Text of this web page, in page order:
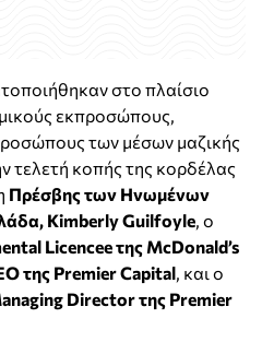
στο πλαίσιο
εκπροσώπους,
των μέσων μαζικής
τελετή κοπής της κορδέλας
Πρέσβης των Ηνωμένων
Kimberly Guilfoyle, ο
Licencee της McDonald’s
της Premier Capital, και ο
Director της Premier